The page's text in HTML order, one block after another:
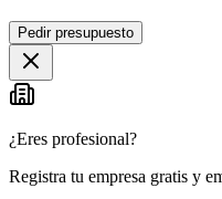
+
−
Pedir presupuesto
¿Eres profesional?
Registra tu empresa gratis y